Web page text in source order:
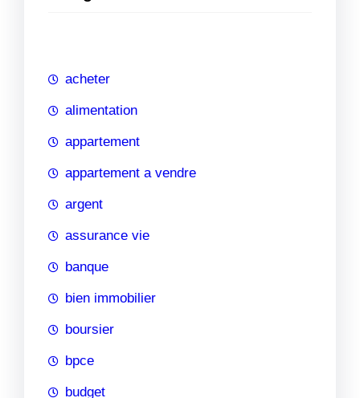
h
acheter
alimentation
appartement
appartement a vendre
argent
assurance vie
banque
bien immobilier
boursier
bpce
budget